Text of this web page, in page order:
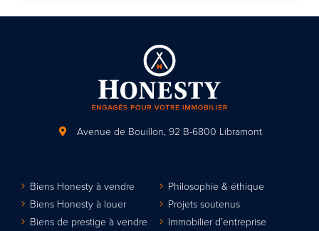
Avenue de Bouillon, 92 B-6800 Libramont
Biens Honesty à vendre
Biens Honesty à louer
Biens de prestige à vendre
Philosophie & éthique
Projets soutenus
Immobilier d’entreprise